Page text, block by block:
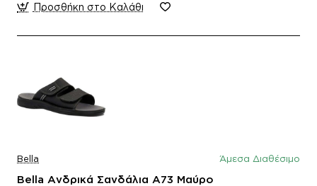
Προσθήκη στο Καλάθι
Bella Άμεσα Διαθέσιμο
Bella Ανδρικά Σανδάλια Α73 Μαύρο